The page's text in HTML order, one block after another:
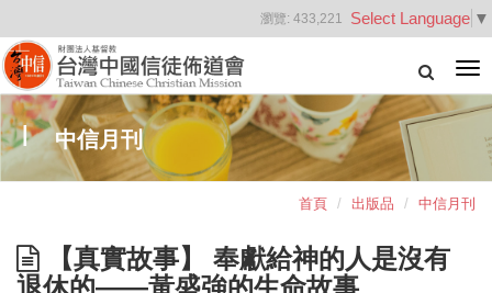
Select Language ▼
瀏覽: 433,221
中信月刊
首頁 出版品 中信月刊
【真實故事】 奉獻給神的人是沒有
退休的——黃盛強的生命故事